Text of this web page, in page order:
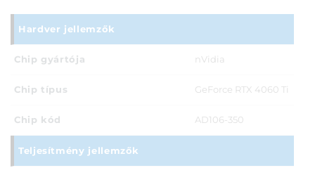
Hardver jellemzők
Chip gyártója nVidia
Chip típus GeForce RTX 4060 Ti
Chip kód AD106-350
Teljesítmény jellemzők